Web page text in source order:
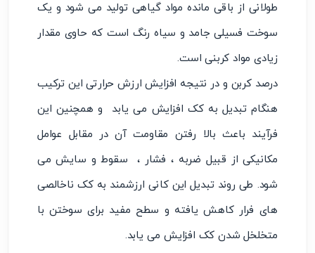
طولانی از باقی مانده مواد گیاهی تولید می شود و یک
سوخت فسیلی جامد و سیاه رنگ است که حاوی مقدار
زیادی مواد کربنی است.
درصد کربن و در نتیجه افزایش ارزش حرارتی این ترکیب
هنگام تبدیل به کک افزایش می یابد و همچنین این
فرآیند باعث بالا رفتن مقاومت آن در مقابل عوامل
مکانیکی از قبیل ضربه ، فشار ، سقوط و سایش می
شود. طی روند تبدیل این کانی ارزشمند به کک ناخالصی
های فرار کاهش یافته و سطح مفید برای سوختن با
متخلخل شدن کک افزایش می یابد.